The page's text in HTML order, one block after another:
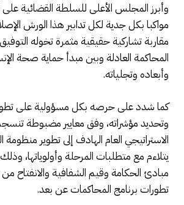
وأبرز المجلس الأعلى للسلطة القضائية
مواكبا بكل جدية لكل تدابير هذا الورش
مقاربة تشاركية حقيقية مثمرة تخوله
المحاكمة العادلة وبين مبدأ حماية صحة
وأبعاده وتجلياته.
كما شدد على حرصه بكل مسؤولية على
وتحديد مؤشراته، وفق معايير مضبوطة
الاستراتيجي العام الهادف إلى تطوير منظومة
يتلاءم مع متطلبات المرحلة وأولوياتها،
مبادئ الحكامة وقيم الشفافية والانفتاح
تطورات برنامج المحاكمات عن بعد.